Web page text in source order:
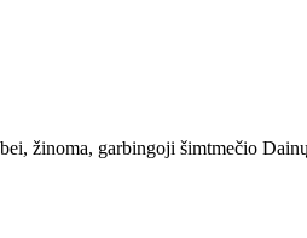
žinoma, garbingoji šimtmečio